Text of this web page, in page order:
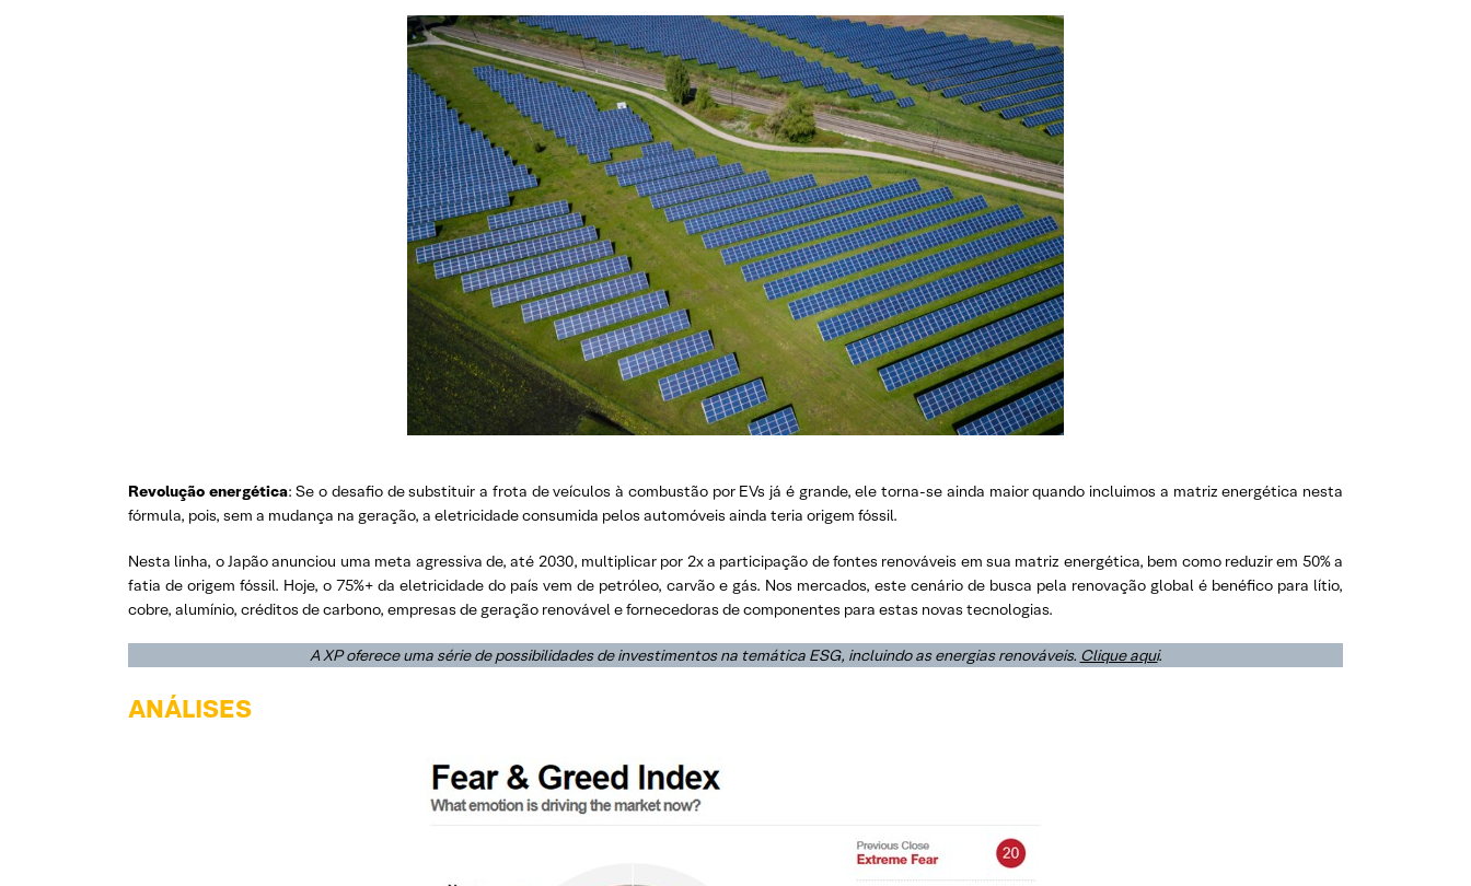
Revolução energética: Se o desafio de substituir a frota de veículos à combustão por EVs já é grande, ele torna-se ainda maior quando incluimos a matriz energética nesta
fórmula, pois, sem a mudança na geração, a eletricidade consumida pelos automóveis ainda teria origem fóssil.
Nesta linha, o Japão anunciou uma meta agressiva de, até 2030, multiplicar por 2x a participação de fontes renováveis em sua matriz energética, bem como reduzir em 50% a
fatia de origem fóssil. Hoje, o 75%+ da eletricidade do país vem de petróleo, carvão e gás. Nos mercados, este cenário de busca pela renovação global é benéfico para lítio,
cobre, alumínio, créditos de carbono, empresas de geração renovável e fornecedoras de componentes para estas novas tecnologias.
A XP oferece uma série de possibilidades de investimentos na temática ESG, incluindo as energias renováveis. Clique aqui.
ANÁLISES